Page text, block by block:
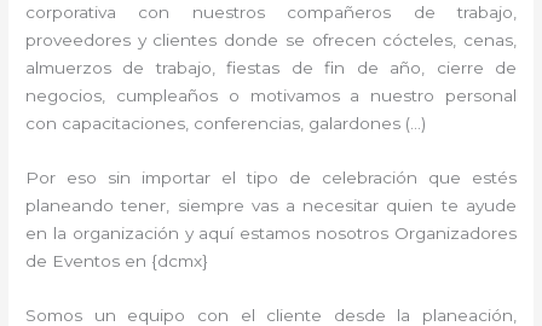
corporativa con nuestros compañeros de trabajo,
proveedores y clientes donde se ofrecen cócteles, cenas,
almuerzos de trabajo, fiestas de fin de año, cierre de
negocios, cumpleaños o motivamos a nuestro personal
con capacitaciones, conferencias, galardones (…)
Por eso sin importar el tipo de celebración que estés
planeando tener, siempre vas a necesitar quien te ayude
en la organización y aquí estamos nosotros Organizadores
de Eventos en {dcmx}
Somos un equipo con el cliente desde la planeación,